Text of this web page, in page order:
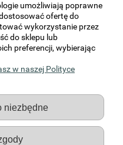
mebli i do szybkiej zmiany
gałek w komodzie,
meblach łazienkowych
remontu i bez wymiany
nowoczesnych,
Dostępne są gałki
białe, chromowane,
mosiądzu. Przed wyborem
i sposób montażu.
wygodnie leży w dłoni i
umożliwiają poprawne
ofertę do
wykorzystanie przez
do sklepu lub
preferencji, wybierając
w naszej Polityce
niezbędne